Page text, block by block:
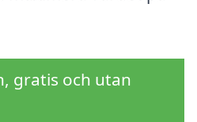
gratis och utan